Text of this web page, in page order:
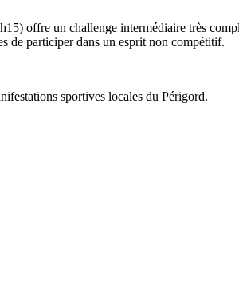
offre un challenge intermédiaire très
de participer dans un esprit non compétitif.
sportives locales du Périgord.